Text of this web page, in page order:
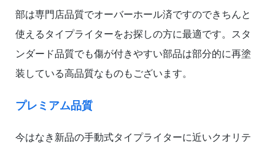
部は専門店品質でオーバーホール済ですのできちんと
使えるタイプライターをお探しの方に最適です。スタ
ンダード品質でも傷が付きやすい部品は部分的に再塗
装している高品質なものもございます。
プレミアム品質
今はなき新品の手動式タイプライターに近いクオリテ